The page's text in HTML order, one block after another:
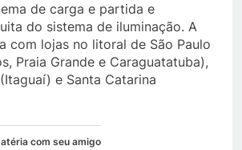
de carga e partida e
do sistema de iluminação. A
com lojas no litoral de São Paulo
Praia Grande e Caraguatatuba),
e Santa Catarina
com seu amigo